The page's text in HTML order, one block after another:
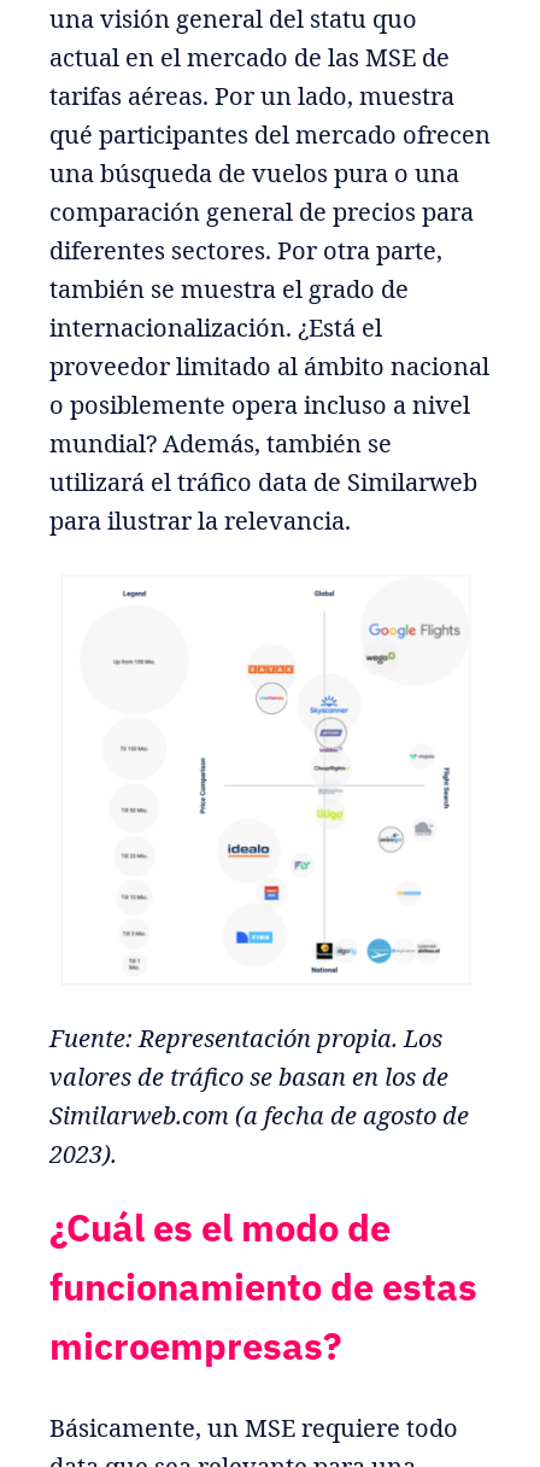
una visión general del statu quo
actual en el mercado de las MSE de
tarifas aéreas. Por un lado, muestra
qué participantes del mercado ofrecen
una búsqueda de vuelos pura o una
comparación general de precios para
diferentes sectores. Por otra parte,
también se muestra el grado de
internacionalización. ¿Está el
proveedor limitado al ámbito nacional
o posiblemente opera incluso a nivel
mundial? Además, también se
utilizará el tráfico data de Similarweb
para ilustrar la relevancia.
Fuente: Representación propia. Los
valores de tráfico se basan en los de
Similarweb.com (a fecha de agosto de
2023).
¿Cuál es el modo de
funcionamiento de estas
microempresas?
Básicamente, un MSE requiere todo